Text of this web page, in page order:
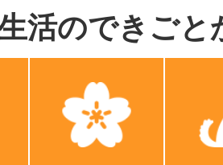
活のできごと